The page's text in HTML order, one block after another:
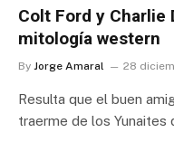
Colt Ford y Charlie
mitología western
By Jorge Amaral 28
Resulta que el buen
traerme de los Yunaites